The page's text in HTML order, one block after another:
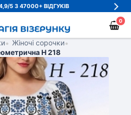
З 47000+ ВІДГУКІВ
0
• Жіночі сорочки•
Н 218